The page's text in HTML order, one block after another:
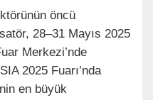
öncü
28–31 Mayıs 2025
Merkezi’nde
2025 Fuarı’nda
en büyük